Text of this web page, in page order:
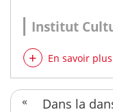
Institut
En savoir plus
Dans la